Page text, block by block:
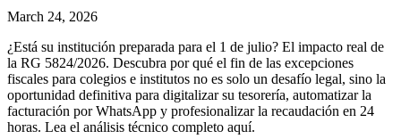
March 24, 2026
¿Está su institución preparada para el 1 de julio? El impacto real de
la RG 5824/2026. Descubra por qué el fin de las excepciones
fiscales para colegios e institutos no es solo un desafío legal, sino la
oportunidad definitiva para digitalizar su tesorería, automatizar la
facturación por WhatsApp y profesionalizar la recaudación en 24
horas. Lea el análisis técnico completo aquí.